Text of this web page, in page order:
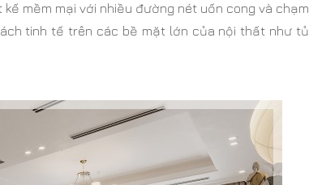
mềm mại với nhiều đường nét uốn cong và chạm
tinh tế trên các bề mặt lớn của nội thất như tủ